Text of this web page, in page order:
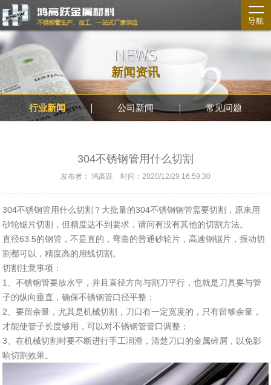
导航
NEWS
新闻资讯
行业新闻 公司新闻 常见问题
304不锈钢管用什么切割
发布者： 鸿高跃 时间：2020/12/29 16:59:30
304不锈钢管用什么切割？大批量的304不锈钢钢管需要切割，原来用
砂轮锯片切割，但精度达不到要求，请问有没有其他的切割方法。
直径63.5的钢管，不是直的，弯曲的普通砂轮片，高速钢锯片，振动切
割都可以，精度高的用线切割。
切割注意事项：
1、不锈钢管要放水平，并且直径方向与割刀平行，也就是刀具要与管
子的纵向垂直，确保不锈钢管口径平整；
2、要留余量，尤其是机械切割，刀口有一定宽度的，只有留够余量，
才能使管子长度够用，可以对不锈钢管管口调整；
3、在机械切割时要不断进行手工润滑，清楚刀口的金属碎屑，以免影
响切割效果。